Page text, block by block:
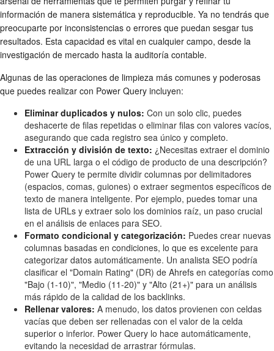
información de manera sistemática y reproducible. Ya no tendrás que
preocuparte por inconsistencias o errores que puedan sesgar tus
resultados. Esta capacidad es vital en cualquier campo, desde la
investigación de mercado hasta la auditoría contable.
Algunas de las operaciones de limpieza más comunes y poderosas
que puedes realizar con Power Query incluyen:
Eliminar duplicados y nulos: Con un solo clic, puedes
deshacerte de filas repetidas o eliminar filas con valores vacíos,
asegurando que cada registro sea único y completo.
Extracción y división de texto: ¿Necesitas extraer el dominio
de una URL larga o el código de producto de una descripción?
Power Query te permite dividir columnas por delimitadores
(espacios, comas, guiones) o extraer segmentos específicos de
texto de manera inteligente. Por ejemplo, puedes tomar una
lista de URLs y extraer solo los dominios raíz, un paso crucial
en el análisis de enlaces para SEO.
Formato condicional y categorización: Puedes crear nuevas
columnas basadas en condiciones, lo que es excelente para
categorizar datos automáticamente. Un analista SEO podría
clasificar el "Domain Rating" (DR) de Ahrefs en categorías como
"Bajo (1-10)", "Medio (11-20)" y "Alto (21+)" para un análisis
más rápido de la calidad de los backlinks.
Rellenar valores: A menudo, los datos provienen con celdas
vacías que deben ser rellenadas con el valor de la celda
superior o inferior. Power Query lo hace automáticamente,
evitando la necesidad de arrastrar fórmulas.